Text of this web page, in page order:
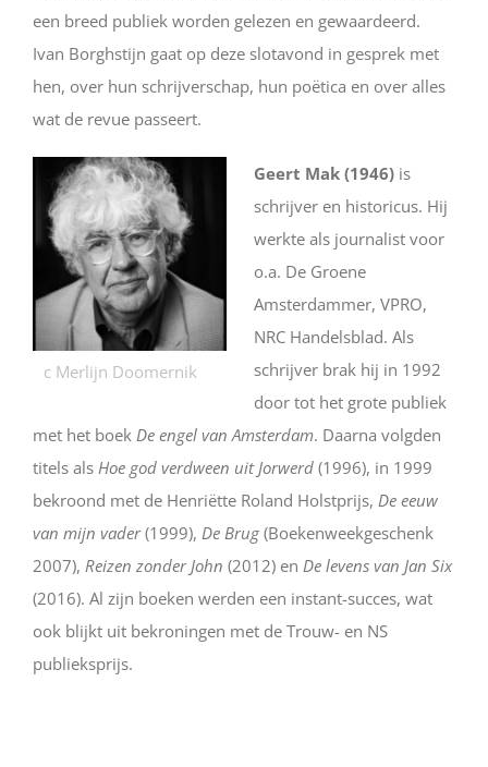
een breed publiek worden gelezen en gewaardeerd.
Ivan Borghstijn gaat op deze slotavond in gesprek met
hen, over hun schrijverschap, hun poëtica en over alles
wat de revue passeert.
c Merlijn Doomernik
Geert Mak (1946) is
schrijver en historicus. Hij
werkte als journalist voor
o.a. De Groene
Amsterdammer, VPRO,
NRC Handelsblad. Als
schrijver brak hij in 1992
door tot het grote publiek
met het boek De engel van Amsterdam. Daarna volgden
titels als Hoe god verdween uit Jorwerd (1996), in 1999
bekroond met de Henriëtte Roland Holstprijs, De eeuw
van mijn vader(1999), De Brug (Boekenweekgeschenk
2007), Reizen zonder John (2012) en De levens van Jan Six
(2016). Al zijn boeken werden een instant-succes, wat
ook blijkt uit bekroningen met de Trouw- en NS
publieksprijs.